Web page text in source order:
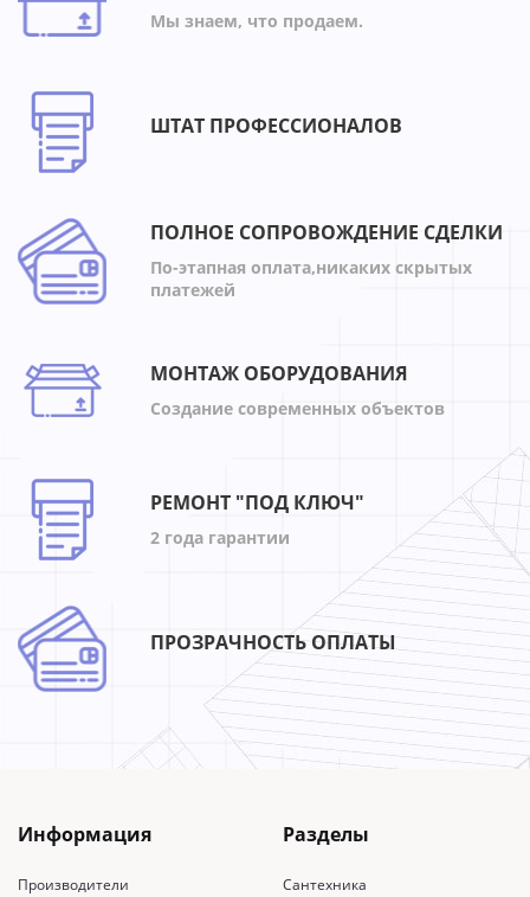
Мы знаем, что продаем.
ШТАТ ПРОФЕССИОНАЛОВ
ПОЛНОЕ СОПРОВОЖДЕНИЕ СДЕЛКИ
По-этапная оплата,никаких скрытых
платежей
МОНТАЖ ОБОРУДОВАНИЯ
Создание современных объектов
РЕМОНТ "ПОД КЛЮЧ"
2 года гарантии
ПРОЗРАЧНОСТЬ ОПЛАТЫ
Информация
Производители
Разделы
Сантехника